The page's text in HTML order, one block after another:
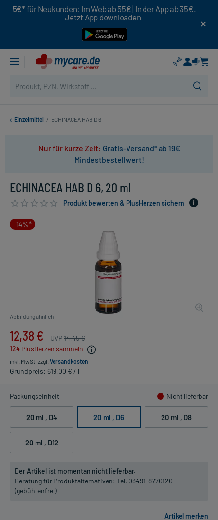
5€* für Neukunden: Im Web ab 55€ | In der App ab 35€.
Jetzt App downloaden
Einzelmittel / ECHINACEA HAB D 6
Nur für kurze Zeit: Gratis-Versand* ab 19€
Mindestbestellwert!
ECHINACEA HAB D 6, 20 ml
Produkt bewerten & PlusHerzen sichern
-14%*
Abbildung ähnlich
12,38 € UVP14,45 €
124 PlusHerzen sammeln
inkl. MwSt. zzgl. Versandkosten
Grundpreis: 619,00 € / l
Packungseinheit Nicht lieferbar
20 ml , D4 20 ml , D6 20 ml , D8
20 ml , D12
Der Artikel ist momentan nicht lieferbar.
Beratung für Produktalternativen: Tel. 03491-8770120
(gebührenfrei)